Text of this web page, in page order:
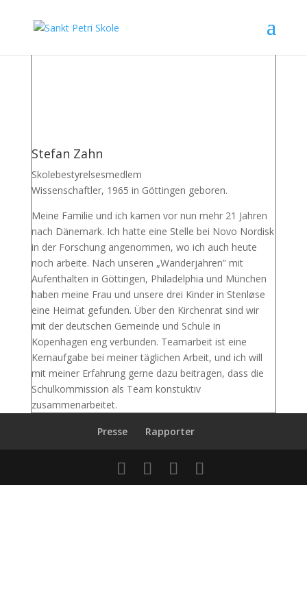
Stefan Zahn
Skolebestyrelsesmedlem
Wissenschaftler, 1965 in Göttingen geboren.
Meine Familie und ich kamen vor nun mehr 21 Jahren
nach Dänemark. Ich hatte eine Stelle bei Novo Nordisk
in der Forschung angenommen, wo ich auch heute
noch arbeite. Nach unseren „Wanderjahren” mit
Aufenthalten in Göttingen, Philadelphia und München
haben meine Frau und unsere drei Kinder in Stenløse
eine Heimat gefunden. Über den Kirchenrat sind wir
mit der deutschen Gemeinde und Schule in
Kopenhagen eng verbunden. Teamarbeit ist eine
Kernaufgabe bei meiner täglichen Arbeit, und ich will
mit meiner Erfahrung gerne dazu beitragen, dass die
Schulkommission als Team konstuktiv
zusammenarbeitet.
Presse Rapporter